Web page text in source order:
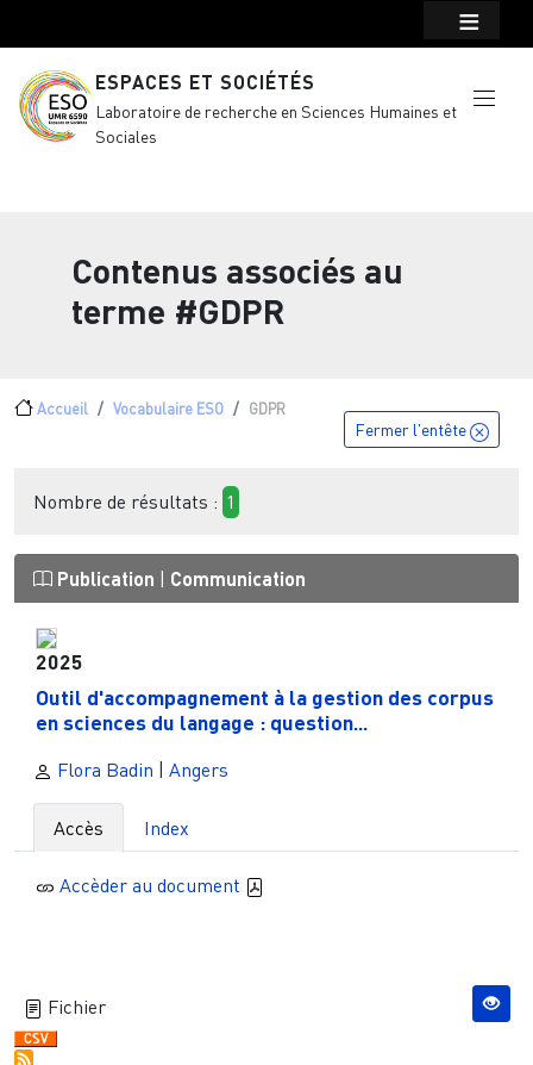
ESPACES ET SOCIÉTÉS
Laboratoire de recherche en Sciences Humaines et
Sociales
Contenus associés au
terme #GDPR
Fil d'Ariane
Accueil Vocabulaire ESO GDPR
Fermer l'entête
Nombre de résultats : 1
Publication Communication
2025
Outil d'accompagnement à la gestion des corpus
en sciences du langage : question...
Flora Badin Angers
Accès Index
Accèder au document
Fichier